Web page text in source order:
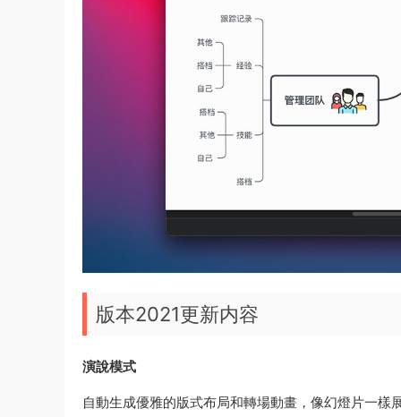
版本2021更新内容
演說模式
自動生成優雅的版式布局和轉場動畫，像幻燈片一樣